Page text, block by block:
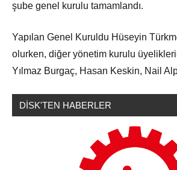
şube genel kurulu tamamlandı.
Yapılan Genel Kuruldu Hüseyin
olurken, diğer yönetim kurulu
Yılmaz Burgaç, Hasan Keskin, Nail
Sendikamızdan
DİSK'TEN HABERLER